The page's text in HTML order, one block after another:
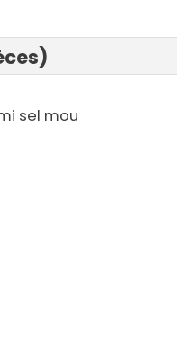
sel mou